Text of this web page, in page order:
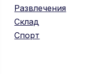
Развлечения
Склад
Спорт